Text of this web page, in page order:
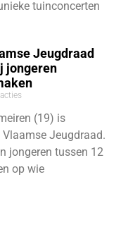
tuinconcerten
Jeugdraad
jongeren
(19) is
Jeugdraad.
jongeren tussen 12
op wie